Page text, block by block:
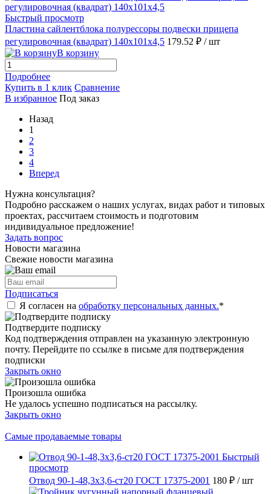
Быстрый просмотр
Пластина сайлентблока полурессоры подвески прицепа
регулировочная (квадрат) 140х101х4,5 179.52 ₽ / шт
В корзину
Подробнее
Купить в 1 клик Сравнение
В избранное Под заказ
Назад
1
2
3
4
Вперед
Нужна консультация?
Подробно расскажем о наших услугах, видах работ и типовых
проектах, рассчитаем стоимость и подготовим
индивидуальное предложение!
Задать вопрос
Новости магазина
Свежие новости магазина
Подписаться
Я согласен на обработку персональных данных.*
Подтвердите подписку
Код подтверждения отправлен на указанную электронную
почту. Перейдите по ссылке в письме для подтверждения
подписки
Закрыть окно
Произошла ошибка
Не удалось успешно подписаться на рассылку.
Закрыть окно
Самые продаваемые товары
Быстрый
просмотр
Отвод 90-1-48,3х3,6-ст20 ГОСТ 17375-2001 180 ₽ / шт